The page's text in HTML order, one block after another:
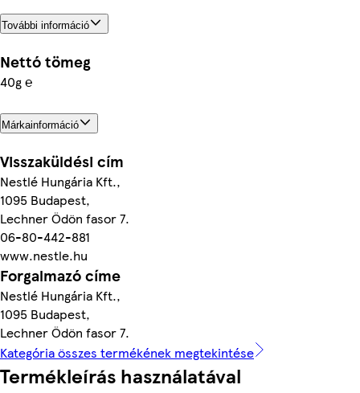
További információ
Nettó tömeg
40g ℮
Márkainformáció
Visszaküldési cím
Nestlé Hungária Kft.,
1095 Budapest,
Lechner Ödön fasor 7.
06-80-442-881
www.nestle.hu
Forgalmazó címe
Nestlé Hungária Kft.,
1095 Budapest,
Lechner Ödön fasor 7.
Kategória összes termékének megtekintése
Termékleírás használatával